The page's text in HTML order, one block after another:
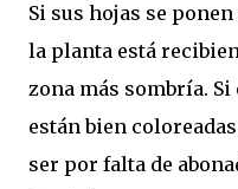
Si sus hojas se
la planta está
zona más sombría. Si
están bien
ser por falta de